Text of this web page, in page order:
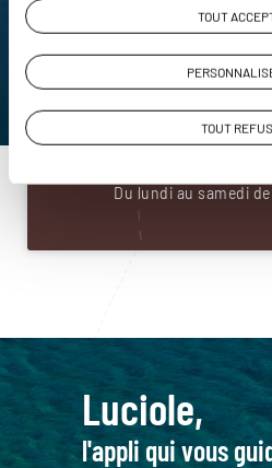
TOUT
TOUT
DEMANDER UN
ou
Construisez votre voyage
01 86
Du lundi au samedi
Luciole,
l'appli qui vous